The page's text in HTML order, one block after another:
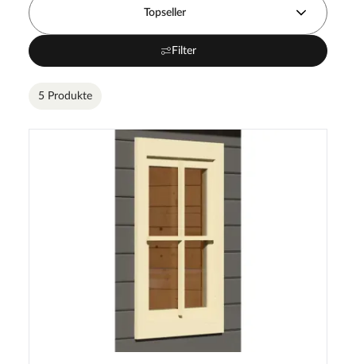
Topseller
Filter
5 Produkte